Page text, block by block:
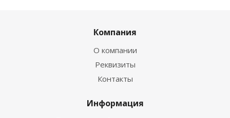
Компания
О компании
Реквизиты
Контакты
Информация